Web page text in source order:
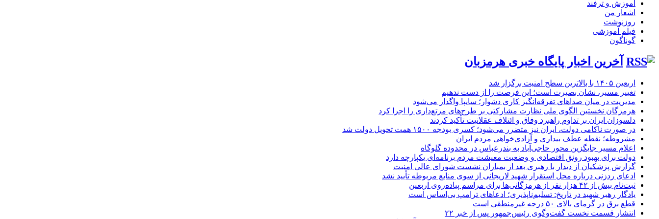
آموزش و ترفند
اشعار من
روزنوشت
فیلم آموزشی
گوناگون
آخرین اخبار پایگاه خبری هرمزبان
اربعین ۱۴۰۵ با بالاترین سطح امنیت برگزار شد
تغییر مسیر، نشان بصیرت است؛ این فرصت را از دست ندهیم
مدیریت در میان صداهای تفرقه‌انگیز کاری دشوار؛ سایپا واگذار می‌شود
هرمزگان نخستین الگوی ملی نظارت مشارکتی بر طرح‌های مرتع‌داری را اجرا کرد
دلسوزان ایران بر تداوم راهبرد وفاق و ائتلاف عقلانیت تأکید کردند
در صورت ناکامی دولت، ایران نیز متضرر می‌شود؛ کسری بودجه ۱۵۰۰ همت تحویل دولت شد
مشروطه؛ نقطه عطف بیداری و آزادی‌خواهی مردم ایران
اعلام مسیر جایگزین محور حاجی‌آباد به بندرعباس در محدوده گلوگاه
دولت برای بهبود رونق اقتصادی و وضعیت معیشت مردم برنامه‌ای یکپارچه دارد
گزارش پزشکیان از دیدار با رهبری بعد از بمباران نشست شورای عالی امنیت
ادعای ردزنی درباره محل استقرار شهید لاریجانی از سوی منابع مربوطه تأیید نشد
ثبت‌نام بیش از ۴۲ هزار نفر از هرمزگانی‌ها برای مراسم پیاده‌روی اربعین
یادگار رهبر شهید در تاریخ: تسلیم‌ناپذیری؛ ادعاهای ترامپ بی‌اساس است
قطع برق در گرمای بالای ۵۰ درجه غیرمنطقی است
انتشار قسمت نخست گفت‌وگوی رئیس‌جمهور پس از خبر ۲۲